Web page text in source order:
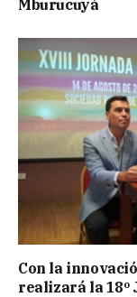
Mburucuyá
Con la
realizará la